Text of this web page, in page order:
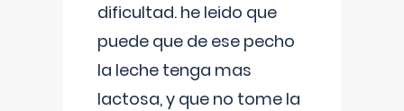
dificultad. he leido que
puede que de ese pecho
la leche tenga mas
lactosa, y que no tome la